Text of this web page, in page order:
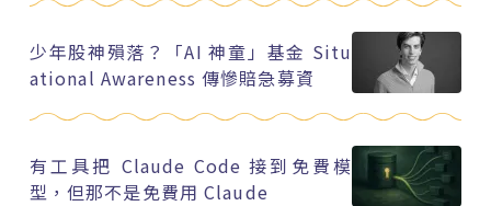
少年股神殞落？「AI 神童」基金 Situ
ational Awareness 傳慘賠急募資
有工具把 Claude Code 接到免費模
型，但那不是免費用 Claude